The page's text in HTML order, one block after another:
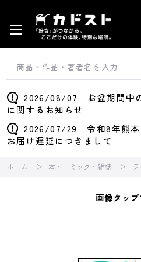
2026/08/07 お盆期間中
に関するお知らせ
2026/07/29 令和8年熊本
お届け遅延につきまして
ホーム 本・コミック・雑誌
画像タッ